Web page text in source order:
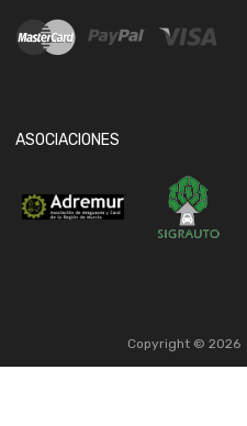
ASOCIACIONES
Copyright © 2026